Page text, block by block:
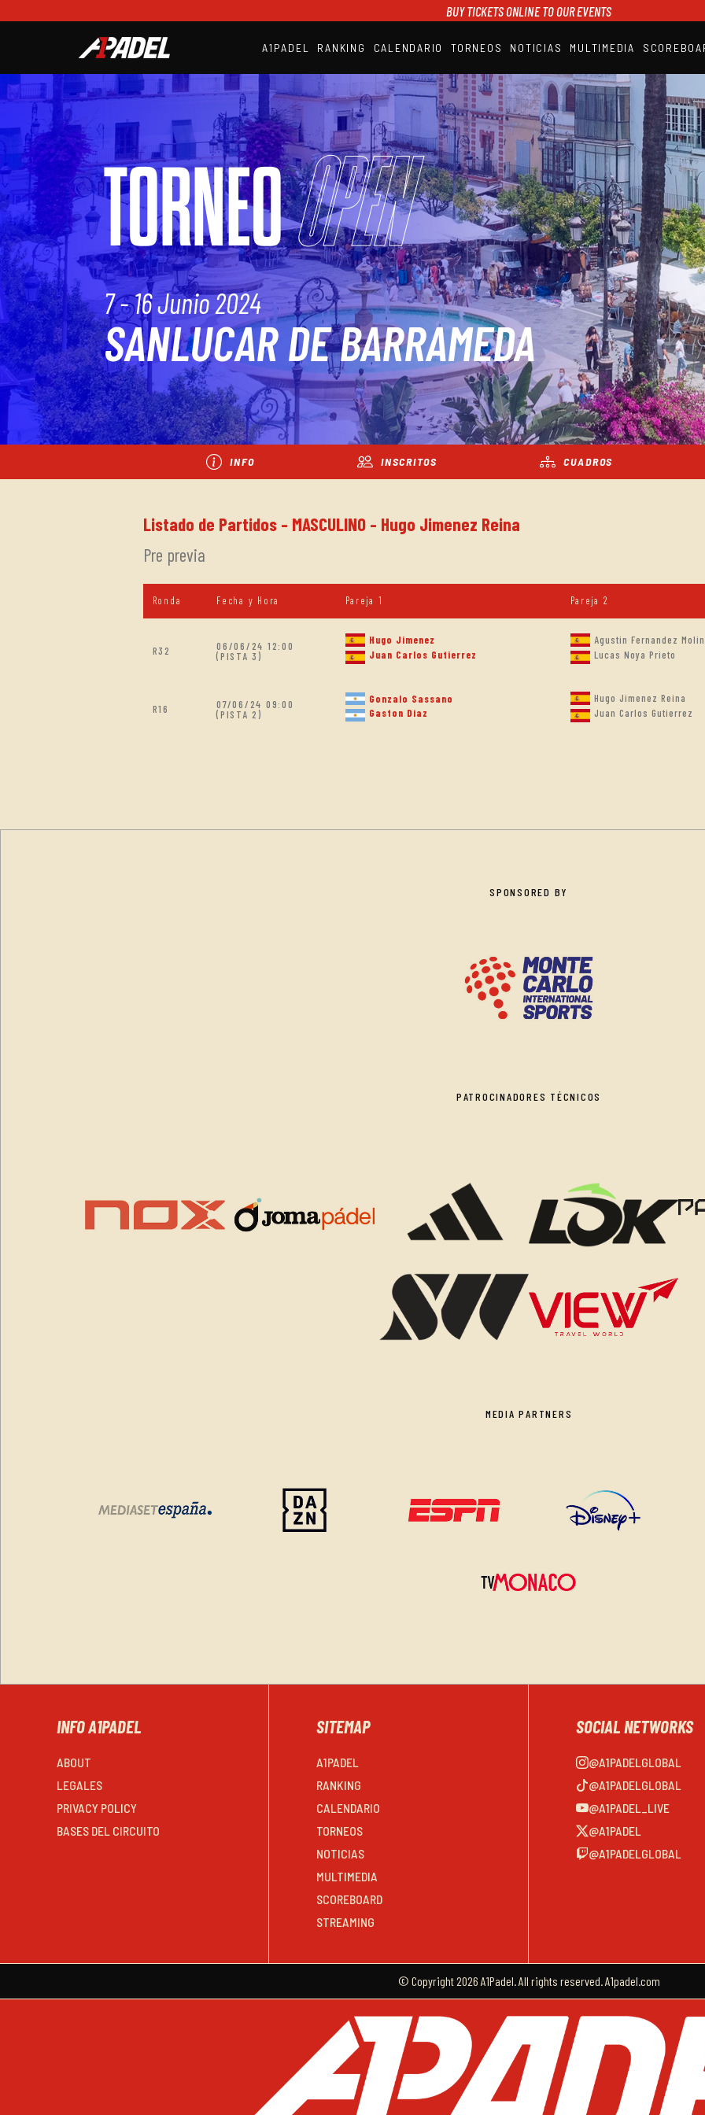
BUY TICKETS ONLINE TO OUR EVENTS
A1PADEL RANKING CALENDARIO TORNEOS NOTICIAS MULTIMEDIA
A1PADEL
RANKING
CALENDARIO
TORNEOS
NOTICIAS
MULTIMEDIA
SCOREBOARD
STREAMING
TORNEOOpen
7 - 16 Junio 2024
SANLUCAR DE BARRAMEDA
INFO INSCRITOS CUADROS
Listado de Partidos - MASCULINO - Hugo Jimenez Reina
Pre previa
Ronda Fecha y Hora Pareja 1 Pareja 2
R32
06/06/24 12:00
(PISTA 3)
Hugo Jimenez
Juan Carlos Gutierrez
Agustin Fernandez
Lucas Noya Prieto
R16
07/06/24 09:00
(PISTA 2)
Gonzalo Sassano
Gaston Diaz
Hugo Jimenez Reina
Juan Carlos Gutierrez
SPONSORED BY
PATROCINADORES TÉCNICOS
MEDIA PARTNERS
INFO A1PADEL
ABOUT
LEGALES
PRIVACY POLICY
BASES DEL CIRCUITO
SITEMAP
A1PADEL
RANKING
CALENDARIO
TORNEOS
NOTICIAS
MULTIMEDIA
SCOREBOARD
STREAMING
SOCIAL NETWORKS
@A1PADELGLOBAL
@A1PADELGLOBAL
@A1PADEL_LIVE
@A1PADEL
@A1PADELGLOBAL
© Copyright 2026 A1Padel. All rights reserved. A1padel.com